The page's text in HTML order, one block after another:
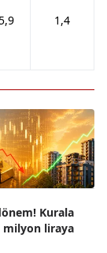
1,4
Kurala
milyon liraya